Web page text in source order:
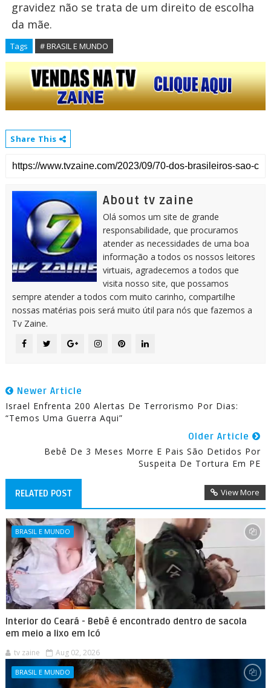
gravidez não se trata de um direito de escolha
da mãe.
Tags # BRASIL E MUNDO
Share This
About tv zaine
Olá somos um site de grande
responsabilidade, que procuramos
atender as necessidades de uma boa
informação a todos os nossos leitores
virtuais, agradecemos a todos que
visita nosso site, que possamos
sempre atender a todos com muito carinho, compartilhe
nossas matérias pois será muito útil para nós que fazemos a
Tv Zaine.
Newer Article
Israel Enfrenta 200 Alertas De Terrorismo Por Dias:
“Temos Uma Guerra Aqui”
Older Article
Bebê De 3 Meses Morre E Pais São Detidos Por
Suspeita De Tortura Em PE
RELATED POST View More
BRASIL E MUNDO
Interior do Ceará - Bebê é encontrado dentro de sacola
em meio a lixo em Icó
tv zaine Aug 02, 2026
BRASIL E MUNDO